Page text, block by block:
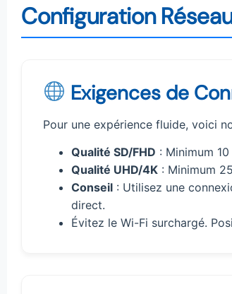
Configuration
Exigences de
Pour une expérience fluide, voici
Qualité SD/FHD : Minimum
Qualité UHD/4K : Minimum
Conseil : Utilisez une
direct.
Évitez le Wi-Fi surchargé.